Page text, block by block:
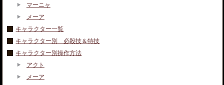
マーニャ
メーア
キャラクター一覧
キャラクター別 必殺技＆特技
キャラクター別操作方法
アクト
メーア